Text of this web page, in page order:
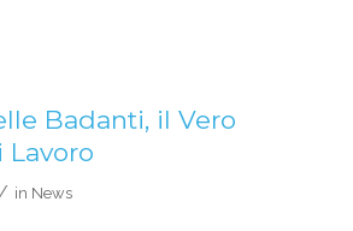
Badanti, il Vero
Lavoro
/ in News